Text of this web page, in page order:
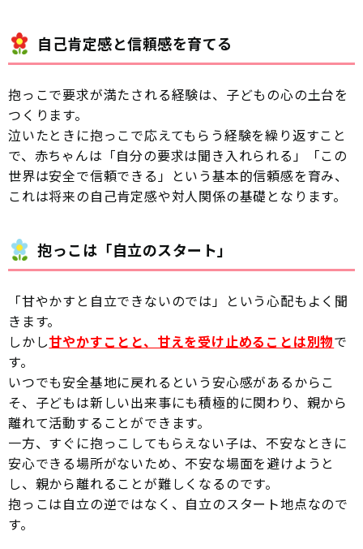
自己肯定感と信頼感を育てる
抱っこで要求が満たされる経験は、子どもの心の土台を
つくります。
泣いたときに抱っこで応えてもらう経験を繰り返すこと
で、赤ちゃんは「自分の要求は聞き入れられる」「この
世界は安全で信頼できる」という基本的信頼感を育み、
これは将来の自己肯定感や対人関係の基礎となります。
抱っこは「自立のスタート」
「甘やかすと自立できないのでは」という心配もよく聞
きます。
しかし甘やかすことと、甘えを受け止めることは別物で
す。
いつでも安全基地に戻れるという安心感があるからこ
そ、子どもは新しい出来事にも積極的に関わり、親から
離れて活動することができます。
一方、すぐに抱っこしてもらえない子は、不安なときに
安心できる場所がないため、不安な場面を避けようと
し、親から離れることが難しくなるのです。
抱っこは自立の逆ではなく、自立のスタート地点なので
す。